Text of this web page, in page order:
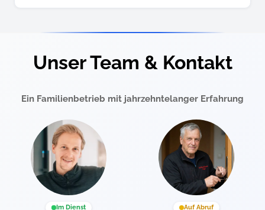
Unser Team & Kontakt
Ein Familienbetrieb mit jahrzehntelanger Erfahrung
Im Dienst Auf Abruf